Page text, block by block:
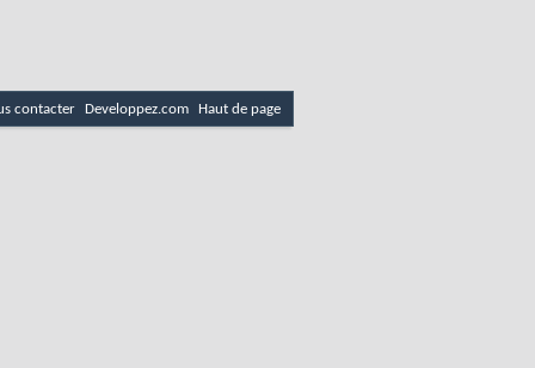
contacter Developpez.com Haut de page